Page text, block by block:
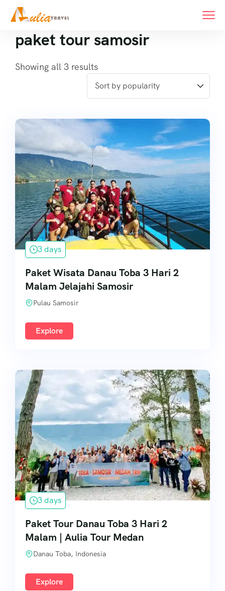
paket tour samosir
Showing all 3 results
3 days
Paket Wisata Danau Toba 3 Hari 2
Malam Jelajahi Samosir
Pulau Samosir
Explore
3 days
Paket Tour Danau Toba 3 Hari 2
Malam | Aulia Tour Medan
Danau Toba, Indonesia
Explore